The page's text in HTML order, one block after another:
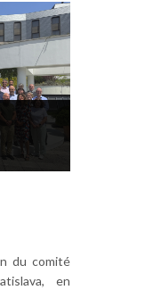
du comité
en